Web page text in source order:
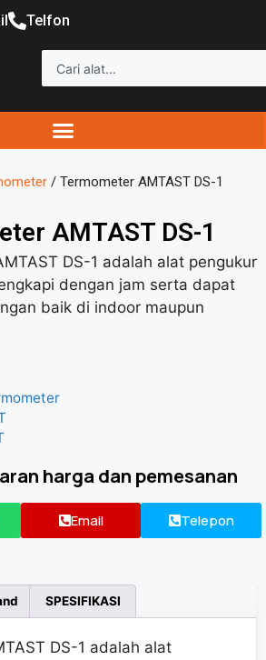
Telfon
/ Termometer AMTAST DS-1
AMTAST DS-1
DS-1 adalah alat pengukur
dengan jam serta dapat
baik di indoor maupun
harga dan pemesanan
Email Telepon
SPESIFIKASI
DS-1 adalah alat